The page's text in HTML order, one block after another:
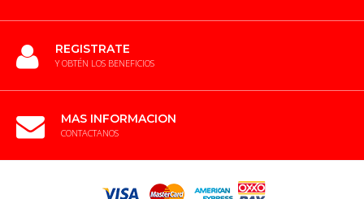
REGISTRATE
Y OBTÉN LOS BENEFICIOS
MAS INFORMACION
CONTACTANOS